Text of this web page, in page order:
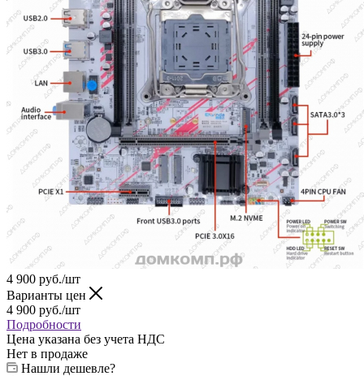
4 900 руб./шт
Варианты цен
4 900 руб./шт
Подробности
Цена указана без учета НДС
Нет в продаже
Нашли дешевле?